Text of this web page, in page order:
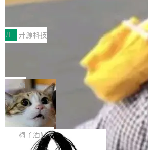
传输性能最高提升5倍。UCL-MPComm底层
于自研UCL-Engine通信引擎，后续腾讯网
持续开源更多基于UCL-Engine的高性能通
件。 腾讯网平团队在UCL-MPComm中实现
个独立于业务线程的全局通信引擎（Engine
创新与落地成效成功入选。 全链路私有化部
助力企业AI研发安全落地 当前，越来越多
经开始引入 AI Coding 工具，通过调用公有
型或企业内部部署模型提升研发效率。但随
Coding 从个人辅助工具逐步走向团队级、
级应用，企业在规模化落地过程中，对安全
可控性和代码质量提出了更高要求。 首先
安全与合规要求。对于大多数普通研发场景
有云模型能够满足快速试用和效率提升的需
但对于金融、能源、医疗等对数据安全要求
深信服AI算力网关入选工信部人工智能
前不久，工业和信息化部正式发布《2025
智能应用典型案例名单》，集中展示人工智
各领域的应用成果，覆盖技术底座、行业赋
产品应用、支撑保障、专题等五大方向。深
AI算力网关（AI创新平台）成功入选！ 随
各业的Agent走向规模化建设，算力构成形
渐丰富，用户关注的重点也在发生变化：不
让AI用起来，还要进一步看清混合算力时代
Token花在哪里、算力是否被充分利用，以
续增长的AI成本该如何优化。 深信服AI算力
正是围绕这些实际问题，从Token治理和成
开 开源科技
Jeff Dean 离开 Google：一个时代的结
束，一个实验室的开始
Google 员工编号 20。MapReduce 作者之
Bigtable 作者之一。TensorFlow 的作者之
Gemini 的架构师。Google 首席科学家。
ean 在 Google 工作了 27 年后，宣布离职
不是一个人走。一同离开的还有 Sanjay
wat（Google 员工编号 23，Jeff Dean 二
年的编程搭档，MapReduce 和 Bigtable
局
🔥 SolonCode v2026.8.4 发布：界面
字体可调、22 种语言、记忆搜索增强
打开终端就能上岗的全中文编码智能体，这
把「看得清、用母语、记得住」三件事一次
齐。 SolonCode 是什么 SolonCode 是杭
梅子酒好吃